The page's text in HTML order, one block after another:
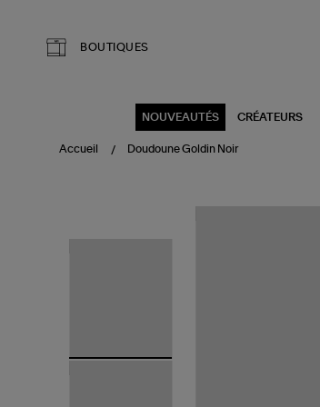
BOUTIQUES
NOUVEAUTÉS CRÉATEURS
Accueil Doudoune Goldin Noir